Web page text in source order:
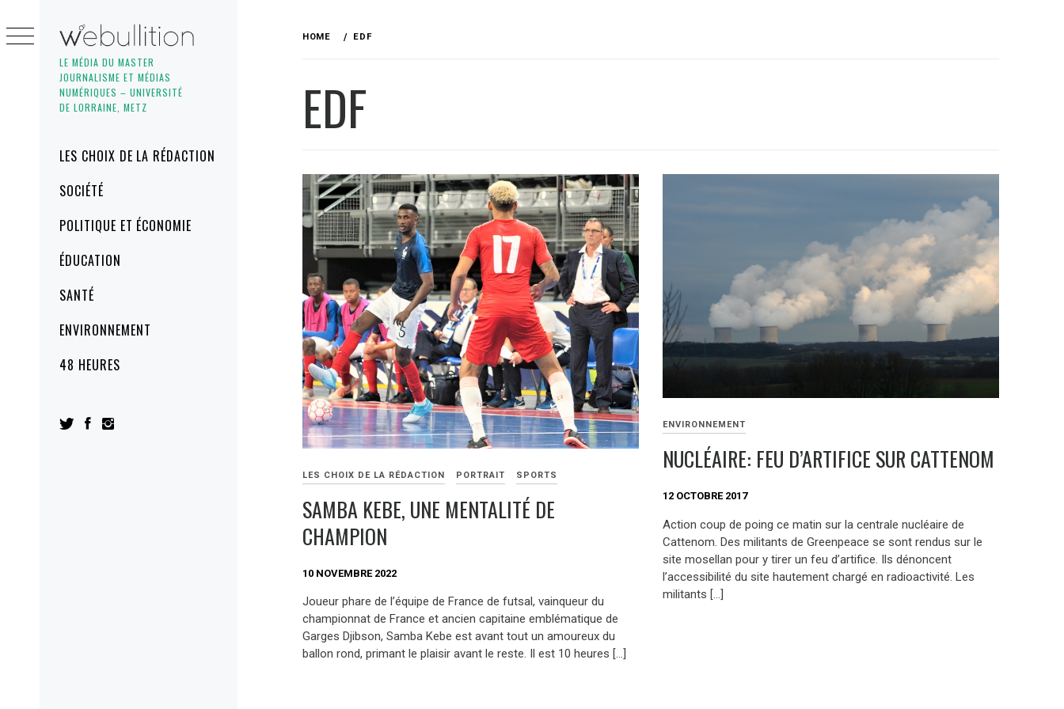
LE MÉDIA DU MASTER
JOURNALISME ET MÉDIAS
NUMÉRIQUES – UNIVERSITÉ
DE LORRAINE, METZ
MenuLES CHOIX DE LA RÉDACTION
SOCIÉTÉ
POLITIQUE ET ÉCONOMIE
ÉDUCATION
SANTÉ
ENVIRONNEMENT
48 HEURES
to
content
HOME EDF
EDF
LES CHOIX DE LA RÉDACTION PORTRAIT SPORTS
SAMBA KEBE, UNE MENTALITÉ DE
CHAMPION
10 NOVEMBRE 2022
Joueur phare de l’équipe de France de futsal, vainqueur du
championnat de France et ancien capitaine emblématique de
Garges Djibson, Samba Kebe est avant tout un amoureux du
ballon rond, primant le plaisir avant le reste. Il est 10 heures […]
ENVIRONNEMENT
NUCLÉAIRE: FEU D’ARTIFICE SUR CATTENOM
12 OCTOBRE 2017
Action coup de poing ce matin sur la centrale nucléaire de
Cattenom. Des militants de Greenpeace se sont rendus sur le
site mosellan pour y tirer un feu d’artifice. Ils dénoncent
l’accessibilité du site hautement chargé en radioactivité. Les
militants […]